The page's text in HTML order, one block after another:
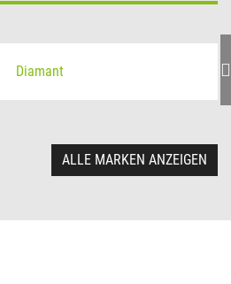
ALLE MARKEN ANZEIGEN